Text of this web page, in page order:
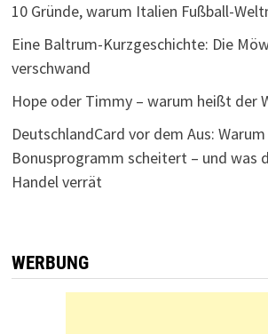
10 Gründe, warum Italien Fußball-
Eine Baltrum-Kurzgeschichte: Die
verschwand
Hope oder Timmy – warum heißt der
DeutschlandCard vor dem Aus:
Bonusprogramm scheitert – und was
Handel verrät
WERBUNG